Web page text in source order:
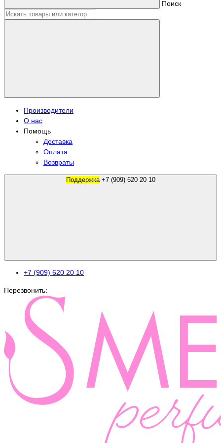
Поиск
Производители
О нас
Помощь
Доставка
Оплата
Возвраты
Поддержка +7 (909) 620 20 10
+7 (909) 620 20 10
Перезвонить: